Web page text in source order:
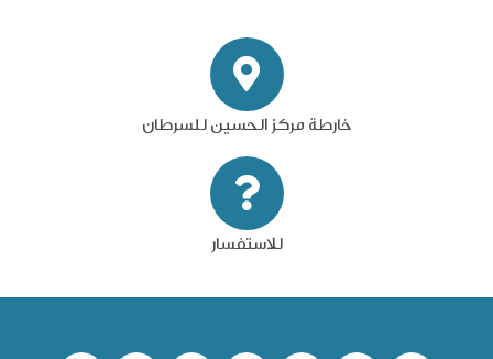
خارطة مركز الحسين للسرطان
للاستفسار